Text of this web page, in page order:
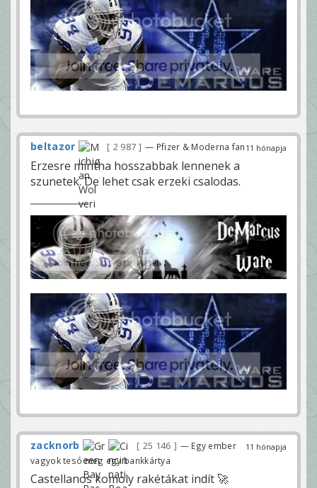
11 hónapja
beltazor 2 987 — Pfizer & Moderna fan
Erzesre mintha hosszabbak lennenek a
szunetek. De lehet csak erzeki csalodas.
11 hónapja
zacknorb 25 146
— Egy ember
vagyok tesó meg egy bankkártya
Castellanos komoly rakétákat indít 🚀